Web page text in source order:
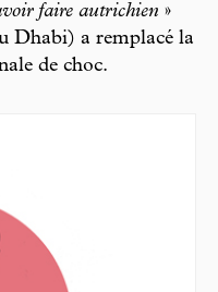
faire autrichien »
Dhabi) a remplacé la
de choc.